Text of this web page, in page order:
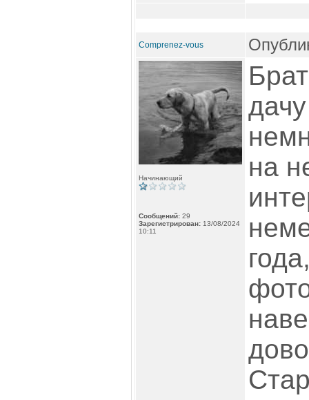
Comprenez-vous
Начинающий
Сообщений: 29
Зарегистрирован: 13/08/2024
10:11
на